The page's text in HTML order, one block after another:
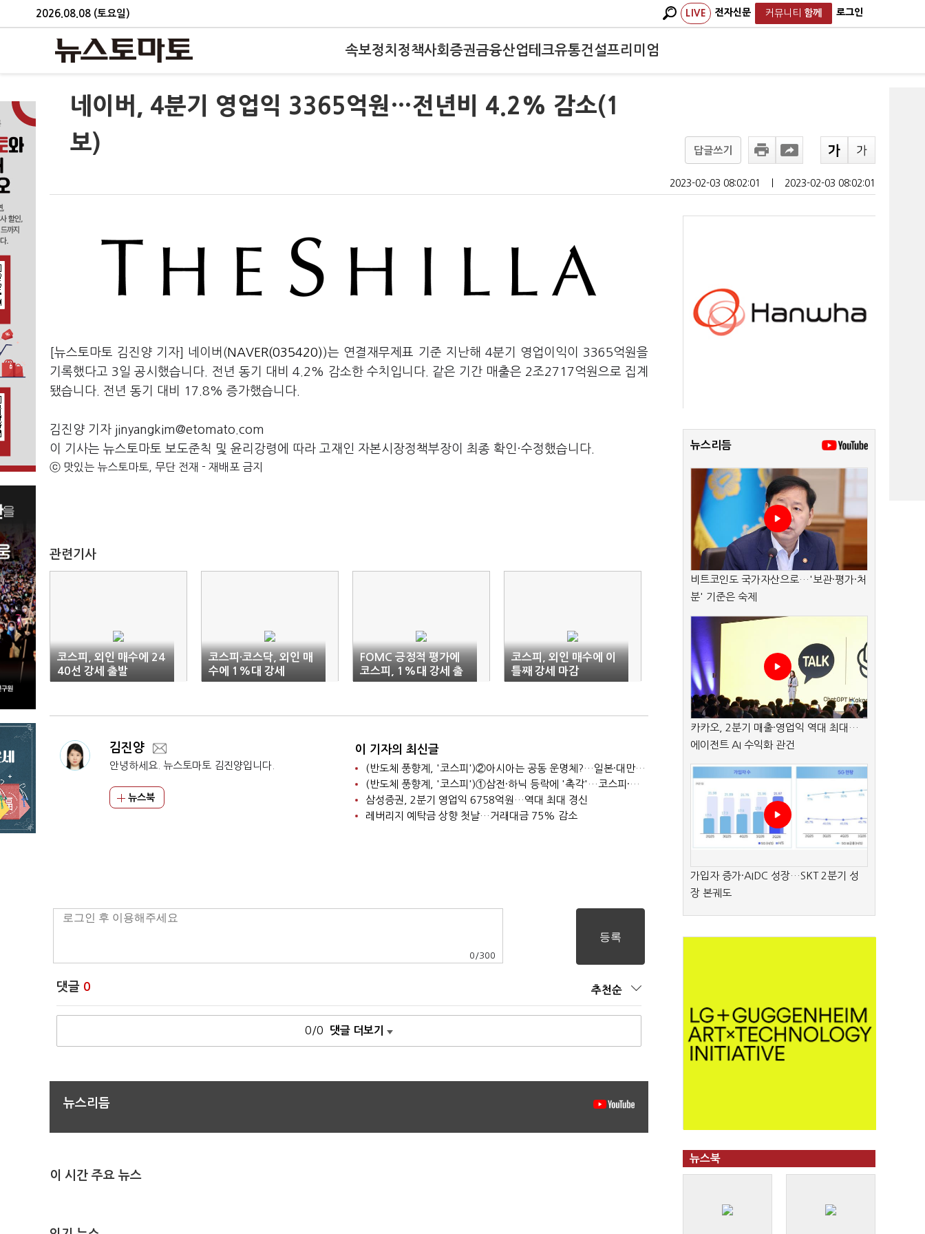
2026.08.08 (토요일) LIVE 전자신문 커뮤니티 함께 로그인
속보정치 정책사회 증권금융산업테크유통건설프리미엄
네이버, 4분기 영업익 3365억원…전년비 4.2% 감소(1
보)
답글쓰기
2023-02-03 08:02:01 2023-02-03 08:02:01
[뉴스토마토 김진양 기자] 네이버( NAVER(035420) )는 연결재무제표 기준 지난해 4분기 영업이익이 3365억원을
기록했다고 3일 공시했습니다. 전년 동기 대비 4.2% 감소한 수치입니다. 같은 기간 매출은 2조2717억원으로 집계
됐습니다. 전년 동기 대비 17.8% 증가했습니다.
김진양 기자 jinyangkim@etomato.com
이 기사는 뉴스토마토 보도준칙 및 윤리강령에 따라 고재인 자본시장정책부장이 최종 확인·수정했습니다.
ⓒ 맛있는 뉴스토마토, 무단 전재 - 재배포 금지
관련기사
코스피, 외인 매수에 24
40선 강세 출발
코스피·코스닥, 외인 매
수에 1%대 강세
FOMC 긍정적 평가에
코스피, 1%대 강세 출
발
코스피, 외인 매수에 이
틀째 강세 마감
김진양
안녕하세요. 뉴스토마토 김진양입니다.
뉴스북
이 기자의 최신글
(반도체 풍향계, '코스피')②아시아는 공동 운명체?…일본·대만도 '동반 출렁'
(반도체 풍향계, '코스피')①삼전·하닉 등락에 '촉각'…코스피·나스닥 '한 몸'
삼성증권, 2분기 영업익 6758억원…역대 최대 경신
레버리지 예탁금 상향 첫날…거래대금 75% 감소
0 /300
댓글 0 추천순
0/0 댓글 더보기
뉴스리듬
이 시간 주요 뉴스
뉴스리듬
비트코인도 국가자산으로…'보관·평가·처
분' 기준은 숙제
카카오, 2분기 매출·영업익 역대 최대…
에이전트 AI 수익화 관건
가입자 증가·AIDC 성장…SKT 2분기 성
장 본궤도
뉴스북